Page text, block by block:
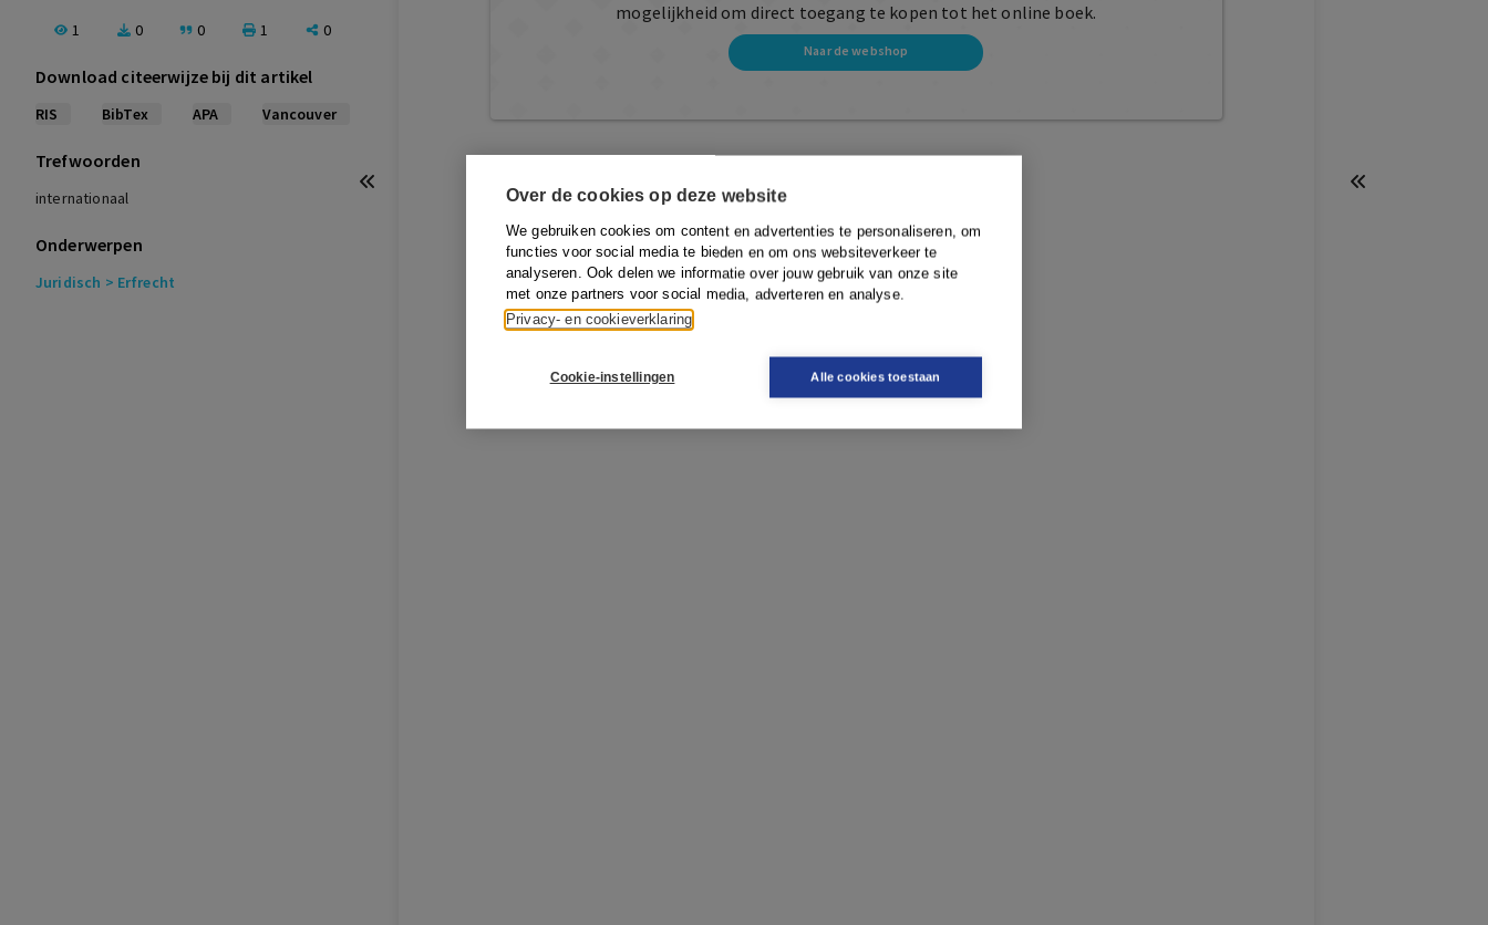
Over de cookies op deze website
We gebruiken cookies om content en advertenties te personaliseren, om
functies voor social media te bieden en om ons websiteverkeer te
analyseren. Ook delen we informatie over jouw gebruik van onze site
met onze partners voor social media, adverteren en analyse.
Privacy- en cookieverklaring
Cookie-instellingen Alle cookies toestaan
1 0 0 1 0
Download citeerwijze bij dit artikel
RIS BibTex APA Vancouver
Trefwoorden
internationaal
Onderwerpen
Juridisch > Erfrecht
mogelijkheid om direct toegang te kopen tot het online boek.
Naar de webshop